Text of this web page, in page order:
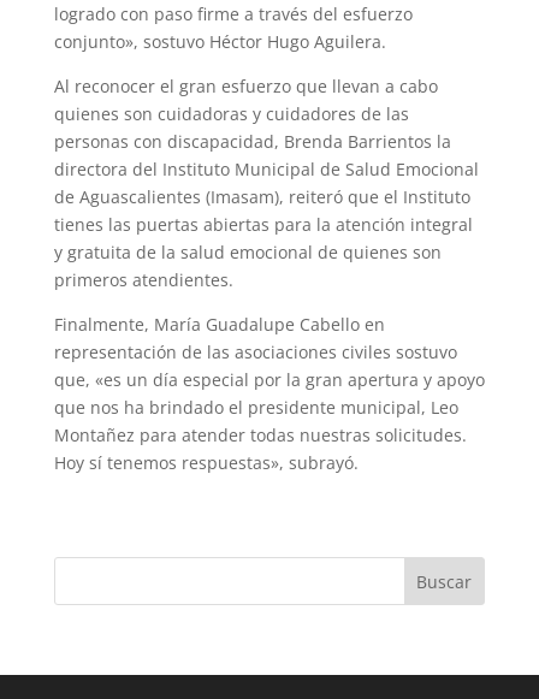
logrado con paso firme a través del esfuerzo
conjunto», sostuvo Héctor Hugo Aguilera.
Al reconocer el gran esfuerzo que llevan a cabo
quienes son cuidadoras y cuidadores de las
personas con discapacidad, Brenda Barrientos la
directora del Instituto Municipal de Salud Emocional
de Aguascalientes (Imasam), reiteró que el Instituto
tienes las puertas abiertas para la atención integral
y gratuita de la salud emocional de quienes son
primeros atendientes.
Finalmente, María Guadalupe Cabello en
representación de las asociaciones civiles sostuvo
que, «es un día especial por la gran apertura y apoyo
que nos ha brindado el presidente municipal, Leo
Montañez para atender todas nuestras solicitudes.
Hoy sí tenemos respuestas», subrayó.
Buscar